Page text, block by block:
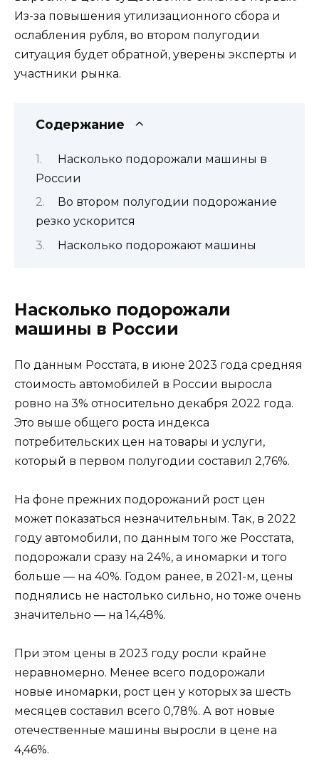
Из-за повышения утилизационного сбора и
ослабления рубля, во втором полугодии
ситуация будет обратной, уверены эксперты и
участники рынка.
Содержание
Насколько подорожали машины в
России
Во втором полугодии подорожание
резко ускорится
Насколько подорожают машины
Насколько подорожали
машины в России
По данным Росстата, в июне 2023 года средняя
стоимость автомобилей в России выросла
ровно на 3% относительно декабря 2022 года.
Это выше общего роста индекса
потребительских цен на товары и услуги,
который в первом полугодии составил 2,76%.
На фоне прежних подорожаний рост цен
может показаться незначительным. Так, в 2022
году автомобили, по данным того же Росстата,
подорожали сразу на 24%, а иномарки и того
больше — на 40%. Годом ранее, в 2021-м, цены
поднялись не настолько сильно, но тоже очень
значительно — на 14,48%.
При этом цены в 2023 году росли крайне
неравномерно. Менее всего подорожали
новые иномарки, рост цен у которых за шесть
месяцев составил всего 0,78%. А вот новые
отечественные машины выросли в цене на
4,46%.